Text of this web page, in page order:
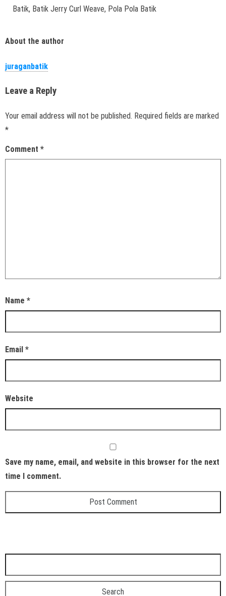
Batik, Batik Jerry Curl Weave, Pola Pola Batik
About the author
juraganbatik
Leave a Reply
Your email address will not be published. Required fields are marked
*
Comment *
Name *
Email *
Website
Save my name, email, and website in this browser for the next
time I comment.